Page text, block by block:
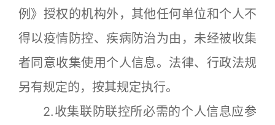
例》授权的机构外，其他任何单位和个人不
得以疫情防控、疾病防治为由，未经被收集
者同意收集使用个人信息。法律、行政法规
另有规定的，按其规定执行。
2.收集联防联控所必需的个人信息应参